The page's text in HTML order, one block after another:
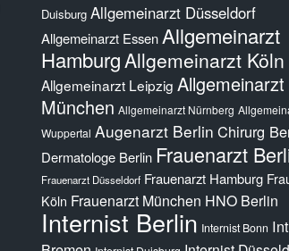
Duisburg Allgemeinarzt Düsseldorf
Allgemeinarzt Essen Allgemeinarzt
HamburgAllgemeinarzt Köln
Allgemeinarzt Leipzig Allgemeinarzt
München Allgemeinarzt Nürnberg
Wuppertal Augenarzt Berlin Chirurg
Dermatologe Berlin Frauenarzt
Frauenarzt Düsseldorf Frauenarzt Hamburg
Köln Frauenarzt München HNO Berlin
Internist Berlin Internist Bonn